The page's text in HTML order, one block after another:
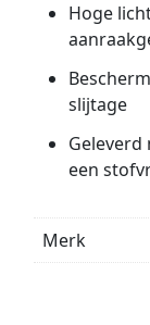
Hoge
slijtage
Geleverd
een
Merk